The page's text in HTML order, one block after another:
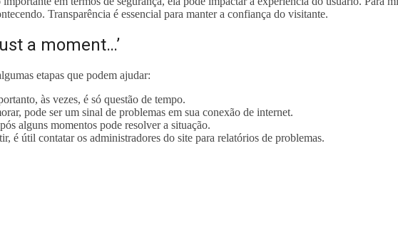
Transparência é essencial para manter a confiança do visitante.
a moment…’
etapas que podem ajudar:
às vezes, é só questão de tempo.
pode ser um sinal de problemas em sua conexão de internet.
alguns momentos pode resolver a situação.
é útil contatar os administradores do site para relatórios de problemas.